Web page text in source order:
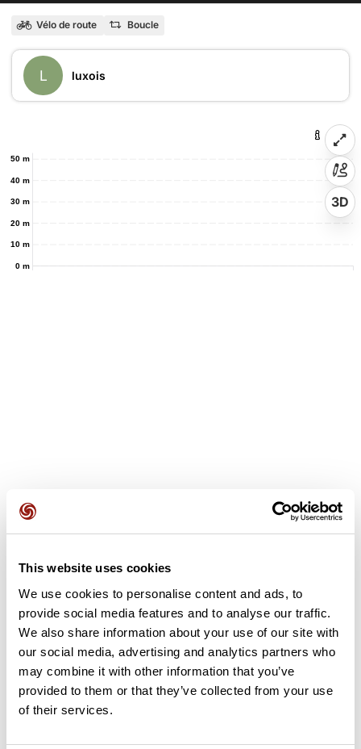
This website uses cookies
We use cookies to personalise content and ads, to
provide social media features and to analyse our traffic.
We also share information about your use of our site with
our social media, advertising and analytics partners who
may combine it with other information that you’ve
provided to them or that they’ve collected from your use
of their services.
Vélo de route Boucle
L luxois
0 m
10 m
20 m
30 m
40 m
50 m
3D
Ajouter un avis
Découvrez ce parcours de vélo de 77,9 km à proximité de